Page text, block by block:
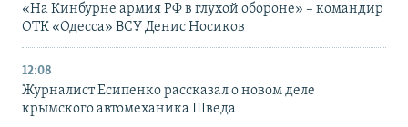
«На Кинбурне армия РФ в глухой обороне» – командир
ОТК «Одесса» ВСУ Денис Носиков
12:08
Журналист Есипенко рассказал о новом деле
крымского автомеханика Шведа